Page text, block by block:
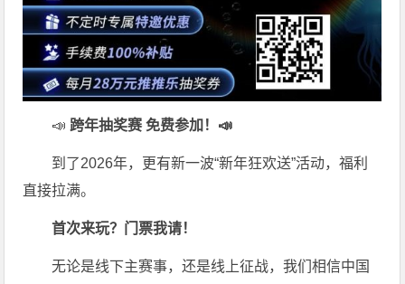
📣 跨年抽奖赛 免费参加 ！📣
到了2026年，更有新一波“新年狂欢送”活动，福利
直接拉满。
首次来玩？门票我请！
无论是线下主赛事，还是线上征战，我们相信中国